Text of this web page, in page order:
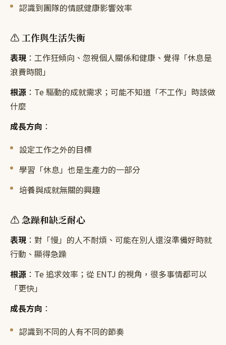
認識到團隊的情感健康影響效率
⚠️ 工作與生活失衡
表現 ：工作狂傾向、忽視個人關係和健康、覺得「休息是
浪費時間」
根源 ：Te 驅動的成就需求；可能不知道「不工作」時該做
什麼
成長方向 ：
設定工作之外的目標
學習「休息」也是生產力的一部分
培養與成就無關的興趣
⚠️ 急躁和缺乏耐心
表現 ：對「慢」的人不耐煩、可能在別人還沒準備好時就
行動、顯得急躁
根源 ：Te 追求效率；從 ENTJ 的視角，很多事情都可以
「更快」
成長方向 ：
認識到不同的人有不同的節奏